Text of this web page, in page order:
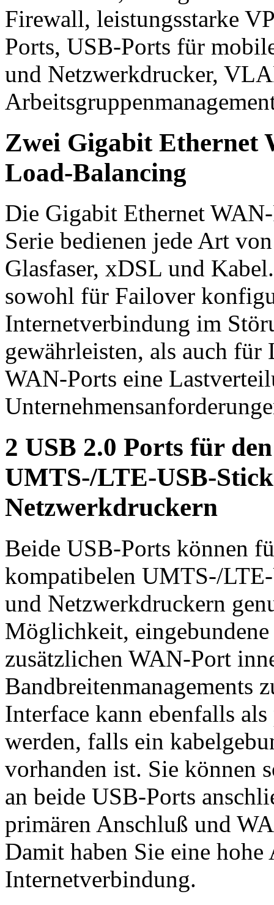
Firewall, leistungsstarke
Ports, USB-Ports für
und Netzwerkdrucker,
Zwei Gigabit Ethernet
Load-Balancing
Die Gigabit Ethernet
Serie bedienen jede Art
Glasfaser, xDSL und
sowohl für Failover
Internetverbindung im
gewährleisten, als auch
WAN-Ports eine
2 USB 2.0 Ports für
UMTS-/LTE-USB-
Netzwerkdruckern
Beide USB-Ports können
kompatibelen UMTS-/
und Netzwerkdruckern
Möglichkeit,
zusätzlichen WAN-Port
Bandbreitenmanagements
Interface kann ebenfalls
werden, falls ein
vorhanden ist. Sie können
an beide USB-Ports
primären Anschluß und
Damit haben Sie eine
Internetverbindung.